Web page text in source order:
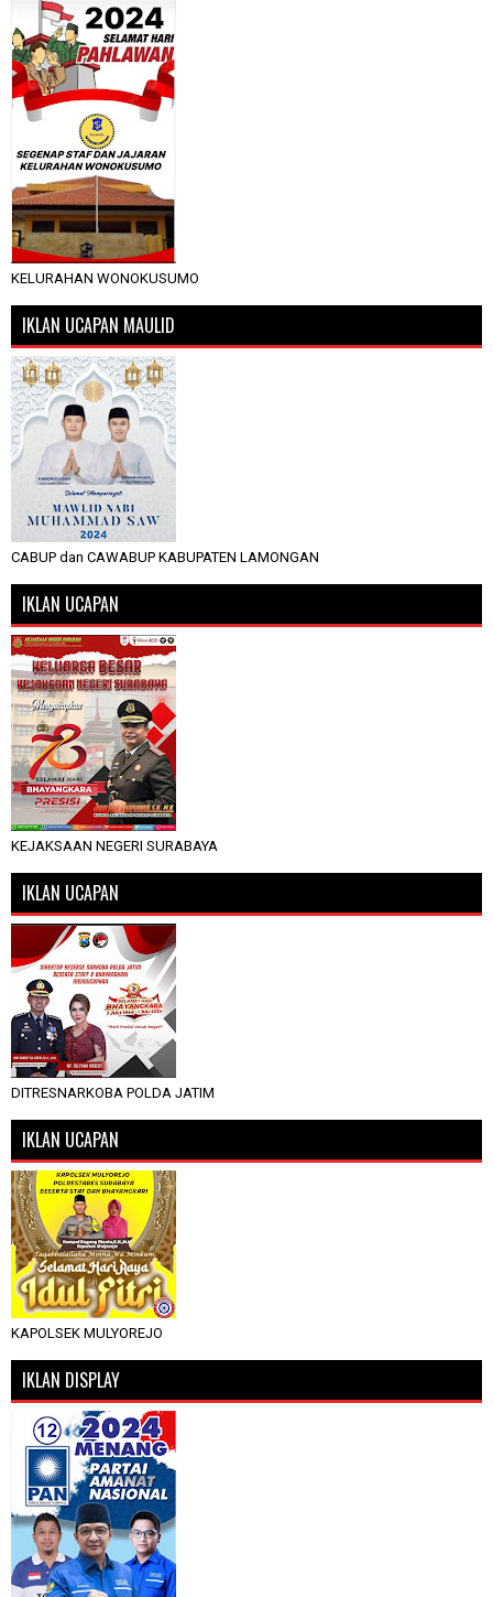
KELURAHAN WONOKUSUMO
IKLAN UCAPAN MAULID
CABUP dan CAWABUP KABUPATEN LAMONGAN
IKLAN UCAPAN
KEJAKSAAN NEGERI SURABAYA
IKLAN UCAPAN
DITRESNARKOBA POLDA JATIM
IKLAN UCAPAN
KAPOLSEK MULYOREJO
IKLAN DISPLAY